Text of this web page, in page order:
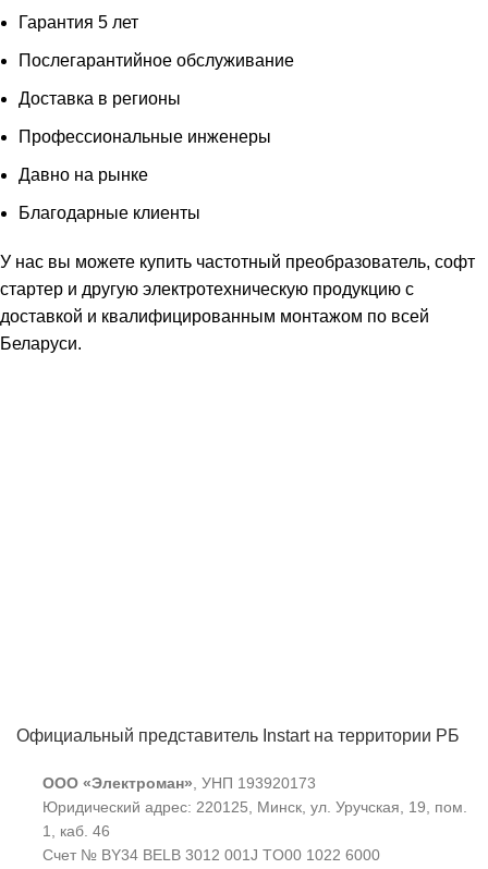
Гарантия 5 лет
Послегарантийное обслуживание
Доставка в регионы
Профессиональные инженеры
Давно на рынке
Благодарные клиенты
У нас вы можете купить частотный преобразователь, софт
стартер и другую электротехническую продукцию с
доставкой и квалифицированным монтажом по всей
Беларуси.
Официальный представитель Instart на территории РБ
ООО «Электроман», УНП 193920173
Юридический адрес: 220125, Минск, ул. Уручская, 19, пом.
1, каб. 46
Счет № BY34 BELB 3012 001J TO00 1022 6000